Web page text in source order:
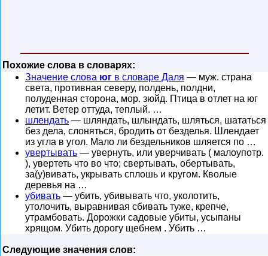
Похожие слова в словарях:
Значение слова юг в словаре Даля — муж. страна
света, противная северу, полдень, полдни,
полуденная сторона, мор. зюйд. Птица в отлет на юг
летит. Ветер оттуда, теплый. …
шлендать — шляндать, шлындать, шляться, шататься
без дела, слоняться, бродить от безделья. Шлендает
из угла в угол. Мало ли бездельников шляется по …
увертывать — увернуть, или уверчивать ( малоупотр.
), увертеть что во что; свертывать, обертывать,
за(у)вивать, укрывать сплошь и кругом. Кволые
деревья на …
убивать — убить, убивывать что, уколотить,
утолочить, выравнивая сбивать туже, крепче,
утрамбовать. Дорожки садовые убиты, усыпаны
хрящом. Убить дорогу щебнем . Убить …
Следующие значения слов: